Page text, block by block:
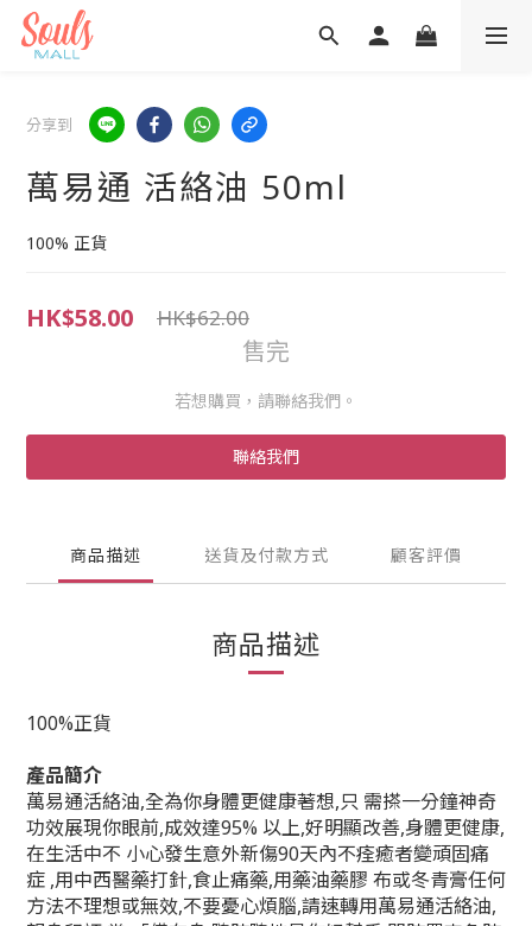
分享到
萬易通 活絡油 50ml
100% 正貨
HK$58.00 HK$62.00
售完
若想購買，請聯絡我們。
聯絡我們
商品描述 送貨及付款方式 顧客評價
商品描述
100%正貨
產品簡介
萬易通活絡油,全為你身體更健康著想,只 需搽一分鐘神奇
功效展現你眼前,成效達95% 以上,好明顯改善,身體更健康,
在生活中不 小心發生意外新傷90天內不痊癒者變頑固痛
症 ,用中西醫藥打針,食止痛藥,用藥油藥膠 布或冬青膏任何
方法不理想或無效,不要憂心煩腦,請速轉用萬易通活絡油,